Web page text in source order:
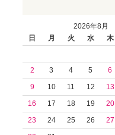
2026年8月
日
月 火 水 木
2
3 4 5 6
9
10 11 12 13
16
17 18 19 20
23
24 25 26 27